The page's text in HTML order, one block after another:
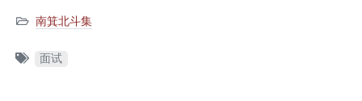
南箕北斗集
面试